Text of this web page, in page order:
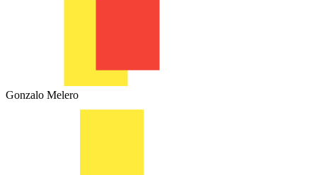
Gonzalo Melero